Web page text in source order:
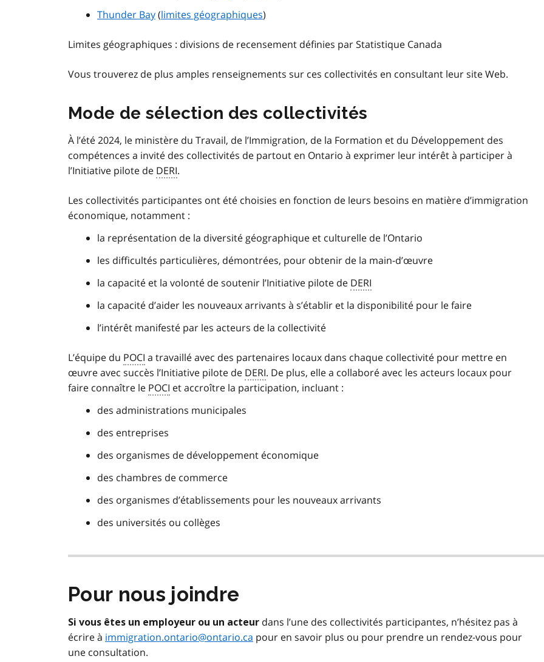
Thunder Bay(limites géographiques)
Limites géographiques : divisions de recensement définies par Statistique Canada
Vous trouverez de plus amples renseignements sur ces collectivités en consultant leur site Web.
Mode de sélection des collectivités
À l’été 2024, le ministère du Travail, de l’Immigration, de la Formation et du Développement des
compétences a invité des collectivités de partout en Ontario à exprimer leur intérêt à participer à
l’Initiative pilote de DERI.
Les collectivités participantes ont été choisies en fonction de leurs besoins en matière d’immigration
économique, notamment :
la représentation de la diversité géographique et culturelle de l’Ontario
les difficultés particulières, démontrées, pour obtenir de la main-d’œuvre
la capacité et la volonté de soutenir l’Initiative pilote de DERI
la capacité d’aider les nouveaux arrivants à s’établir et la disponibilité pour le faire
l’intérêt manifesté par les acteurs de la collectivité
L’équipe du POCI a travaillé avec des partenaires locaux dans chaque collectivité pour mettre en
œuvre avec succès l’Initiative pilote de DERI. De plus, elle a collaboré avec les acteurs locaux pour
faire connaître le POCI et accroître la participation, incluant :
des administrations municipales
des entreprises
des organismes de développement économique
des chambres de commerce
des organismes d’établissements pour les nouveaux arrivants
des universités ou collèges
Pour nous joindre
Si vous êtes un employeur ou un acteur dans l’une des collectivités participantes, n’hésitez pas à
écrire à immigration.ontario@ontario.ca pour en savoir plus ou pour prendre un rendez-vous pour
une consultation.